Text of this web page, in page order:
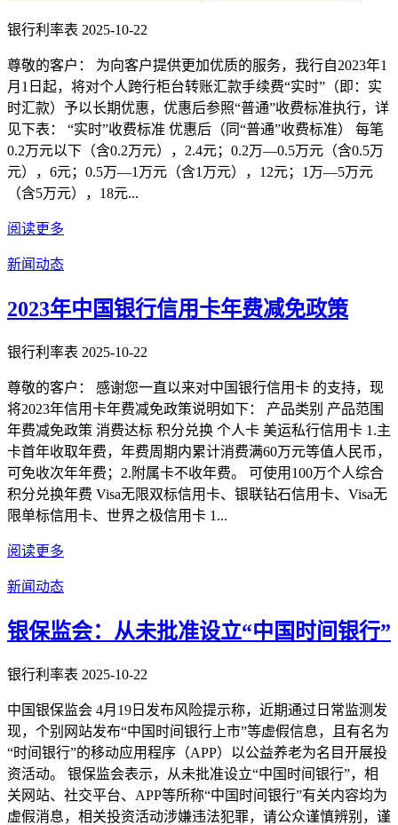
银行利率表 2025-10-22
尊敬的客户： 为向客户提供更加优质的服务，我行自2023年1
月1日起，将对个人跨行柜台转账汇款手续费“实时”（即：实
时汇款）予以长期优惠，优惠后参照“普通”收费标准执行，详
见下表： “实时”收费标准 优惠后（同“普通”收费标准） 每笔
0.2万元以下（含0.2万元），2.4元；0.2万—0.5万元（含0.5万
元），6元；0.5万—1万元（含1万元），12元；1万—5万元
（含5万元），18元...
阅读更多
新闻动态
2023年中国银行信用卡年费减免政策
银行利率表 2025-10-22
尊敬的客户： 感谢您一直以来对中国银行信用卡 的支持，现
将2023年信用卡年费减免政策说明如下： 产品类别 产品范围
年费减免政策 消费达标 积分兑换 个人卡 美运私行信用卡 1.主
卡首年收取年费，年费周期内累计消费满60万元等值人民币，
可免收次年年费；2.附属卡不收年费。 可使用100万个人综合
积分兑换年费 Visa无限双标信用卡、银联钻石信用卡、Visa无
限单标信用卡、世界之极信用卡 1...
阅读更多
新闻动态
银保监会：从未批准设立“中国时间银行”
银行利率表 2025-10-22
中国银保监会 4月19日发布风险提示称，近期通过日常监测发
现，个别网站发布“中国时间银行上市”等虚假信息，且有名为
“时间银行”的移动应用程序（APP）以公益养老为名目开展投
资活动。 银保监会表示，从未批准设立“中国时间银行”，相
关网站、社交平台、APP等所称“中国时间银行”有关内容均为
虚假消息，相关投资活动涉嫌违法犯罪，请公众谨慎辨别，谨